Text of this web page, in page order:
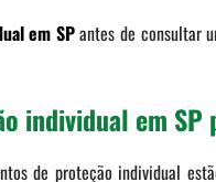
em SPantes de consultar
individual em
de proteção individual